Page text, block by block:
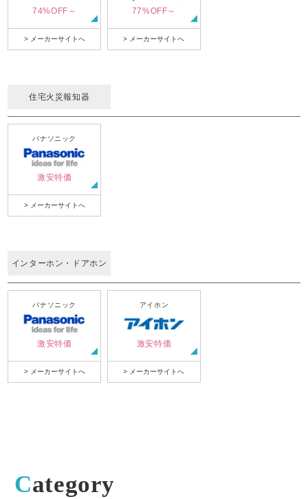
74%OFF～
> メーカーサイトへ
77%OFF～
> メーカーサイトへ
住宅火災報知器
パナソニック
激安特価
> メーカーサイトへ
インターホン・ドアホン
パナソニック
激安特価
> メーカーサイトへ
アイホン
激安特価
> メーカーサイトへ
Category